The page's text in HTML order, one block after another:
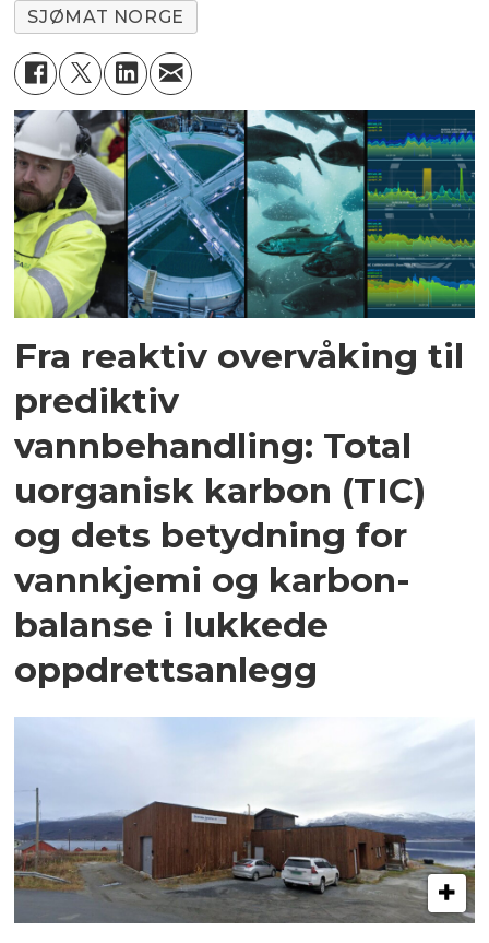
SJØMAT NORGE
Fra reaktiv overvåking til
prediktiv
vannbehandling: Total
uorganisk karbon (TIC)
og dets betydning for
vannkjemi og karbon­
balanse i lukkede
oppdrettsanlegg